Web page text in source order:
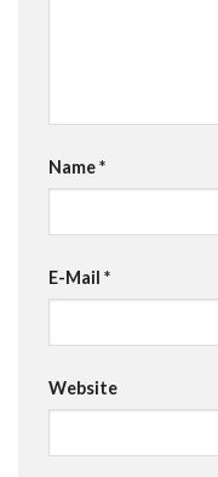
Name*
E-Mail *
Website